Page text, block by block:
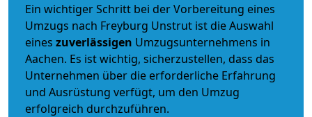
Ein wichtiger Schritt bei der Vorbereitung eines
Umzugs nach Freyburg Unstrut ist die Auswahl
eines zuverlässigen Umzugsunternehmens in
Aachen. Es ist wichtig, sicherzustellen, dass das
Unternehmen über die erforderliche Erfahrung
und Ausrüstung verfügt, um den Umzug
erfolgreich durchzuführen.